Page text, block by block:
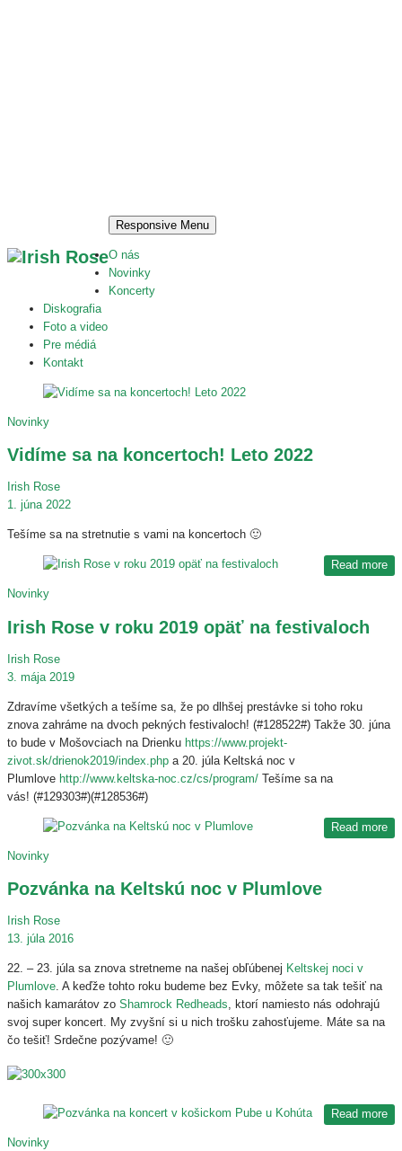
Responsive Menu
O nás
Novinky
Koncerty
Diskografia
Foto a video
Pre médiá
Kontakt
Novinky
Vidíme sa na koncertoch! Leto 2022
Irish Rose
1. júna 2022
Tešíme sa na stretnutie s vami na koncertoch 🙂
Read more
Novinky
Irish Rose v roku 2019 opäť na festivaloch
Irish Rose
3. mája 2019
Zdravíme všetkých a tešíme sa, že po dlhšej prestávke si toho roku
znova zahráme na dvoch pekných festivaloch! (#128522#) Takže 30. júna
to bude v Mošovciach na Drienku https://www.projekt-
zivot.sk/drienok2019/index.php a 20. júla Keltská noc v
Plumlove http://www.keltska-noc.cz/cs/program/ Tešíme sa na
vás! (#129303#)(#128536#)
Read more
Novinky
Pozvánka na Keltskú noc v Plumlove
Irish Rose
13. júla 2016
22. – 23. júla sa znova stretneme na našej obľúbenej Keltskej noci v
Plumlove. A keďže tohto roku budeme bez Evky, môžete sa tak tešiť na
našich kamarátov zo Shamrock Redheads, ktorí namiesto nás odohrajú
svoj super koncert. My zvyšní si u nich trošku zahosťujeme. Máte sa na
čo tešiť! Srdečne pozývame! 🙂
Read more
Novinky